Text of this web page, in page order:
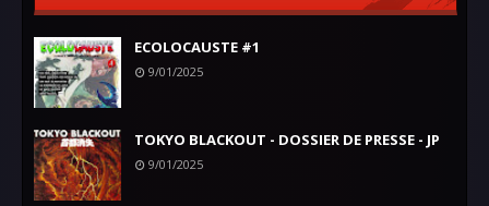
ECOLOCAUSTE #1
9/01/2025
TOKYO BLACKOUT - DOSSIER DE PRESSE - JP
9/01/2025